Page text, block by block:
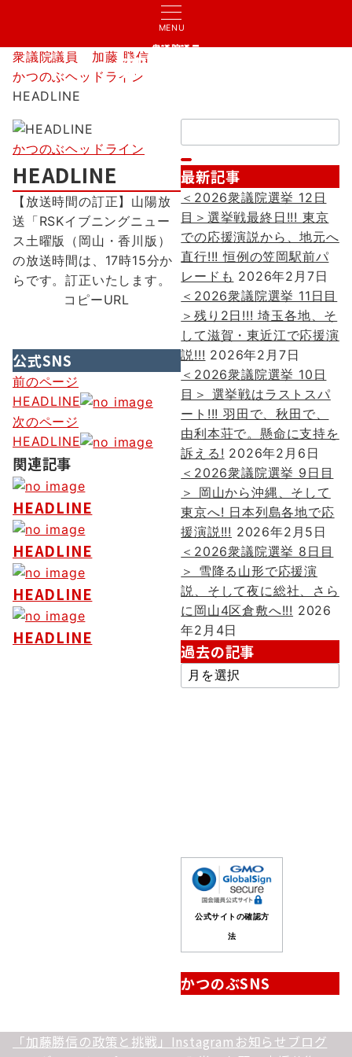
MENU
衆議院議員
加藤 勝信
衆議院議員 加藤 勝信
かつのぶヘッドライン
HEADLINE
かつのぶヘッドライン
HEADLINE
【放送時間の訂正】山陽放
送「RSKイブニングニュー
ス土曜版（岡山・香川版）
の放送時間は、17時15分か
らです。訂正いたします。
コピーURL
公式SNS
投
稿
ナ
ビ
ゲ
ー
シ
ョ
ン
前のページ
HEADLINE
次のページ
HEADLINE
関連記事
HEADLINE
HEADLINE
HEADLINE
HEADLINE
索：
最新記事
＜2026衆議院選挙 12日
目＞選挙戦最終日!!! 東京
での応援演説から、地元へ
直行!!! 恒例の笠岡駅前パ
レードも 2026年2月7日
＜2026衆議院選挙 11日目
＞残り2日!!! 埼玉各地、そ
して滋賀・東近江で応援演
説!!! 2026年2月7日
＜2026衆議院選挙 10日
目＞ 選挙戦はラストスパ
ート!!! 羽田で、秋田で、
由利本荘で。懸命に支持を
訴える! 2026年2月6日
＜2026衆議院選挙 9日目
＞ 岡山から沖縄、そして
東京へ! 日本列島各地で応
援演説!!! 2026年2月5日
＜2026衆議院選挙 8日目
＞ 雪降る山形で応援演
説、そして夜に総社、さら
に岡山4区倉敷へ!!! 2026
年2月4日
過去の記事
過
去
公式サイトの確認方
法
かつのぶSNS
「加藤勝信の政策と挑戦」 Instagram お知らせ ブログ